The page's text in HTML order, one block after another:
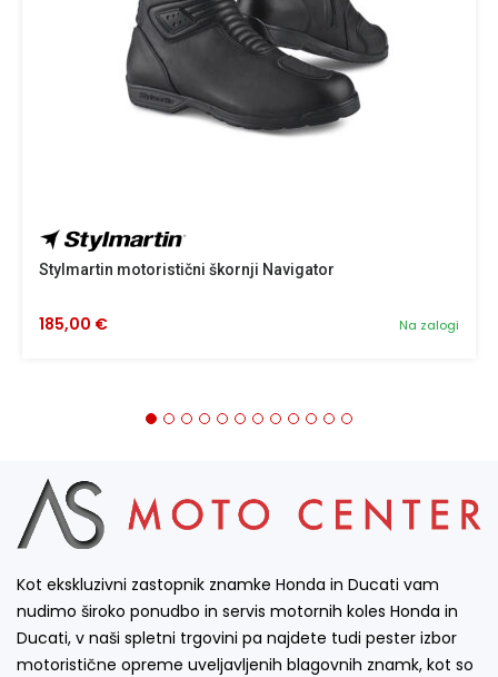
Stylmartin motoristični škornji Navigator
Na zalogi
185,00 €
Kot ekskluzivni zastopnik znamke Honda in Ducati vam
nudimo široko ponudbo in servis motornih koles Honda in
Ducati, v naši spletni trgovini pa najdete tudi pester izbor
motoristične opreme uveljavljenih blagovnih znamk, kot so